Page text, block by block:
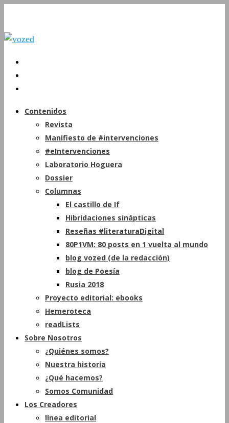
Contenidos
Revista
Manifiesto de #intervenciones
#eIntervenciones
Laboratorio Hoguera
Dossier
Columnas
El castillo de If
Hibridaciones sinápticas
Reseñas #literaturaDigital
80P1VM: 80 posts en 1 vuelta al mundo
blog vozed (de la redacción)
blog de Poesía
Rusia 2018
Proyecto editorial: ebooks
Hemeroteca
readLists
Sobre Nosotros
¿Quiénes somos?
Nuestra historia
¿Qué hacemos?
Somos Comunidad
Los Creadores
línea editorial